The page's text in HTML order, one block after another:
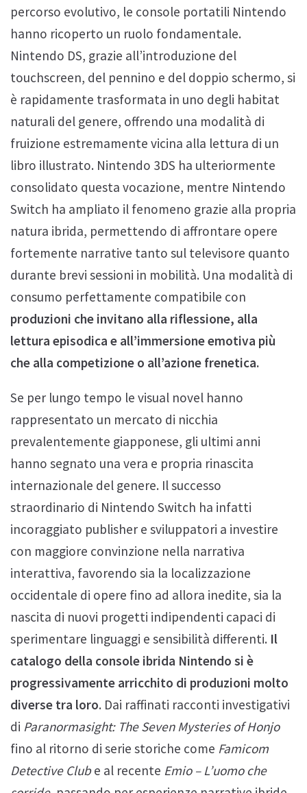
percorso evolutivo, le console portatili Nintendo
hanno ricoperto un ruolo fondamentale.
Nintendo DS, grazie all’introduzione del
touchscreen, del pennino e del doppio schermo, si
è rapidamente trasformata in uno degli habitat
naturali del genere, offrendo una modalità di
fruizione estremamente vicina alla lettura di un
libro illustrato. Nintendo 3DS ha ulteriormente
consolidato questa vocazione, mentre Nintendo
Switch ha ampliato il fenomeno grazie alla propria
natura ibrida, permettendo di affrontare opere
fortemente narrative tanto sul televisore quanto
durante brevi sessioni in mobilità. Una modalità di
consumo perfettamente compatibile con
produzioni che invitano alla riflessione, alla
lettura episodica e all’immersione emotiva più
che alla competizione o all’azione frenetica.
Se per lungo tempo le visual novel hanno
rappresentato un mercato di nicchia
prevalentemente giapponese, gli ultimi anni
hanno segnato una vera e propria rinascita
internazionale del genere. Il successo
straordinario di Nintendo Switch ha infatti
incoraggiato publisher e sviluppatori a investire
con maggiore convinzione nella narrativa
interattiva, favorendo sia la localizzazione
occidentale di opere fino ad allora inedite, sia la
nascita di nuovi progetti indipendenti capaci di
sperimentare linguaggi e sensibilità differenti. Il
catalogo della console ibrida Nintendo si è
progressivamente arricchito di produzioni molto
diverse tra loro. Dai raffinati racconti investigativi
di Paranormasight: The Seven Mysteries of Honjo
fino al ritorno di serie storiche come Famicom
Detective Clube al recente Emio – L’uomo che